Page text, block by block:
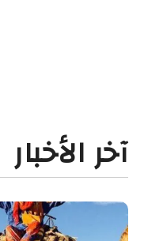
آخر الأخبار